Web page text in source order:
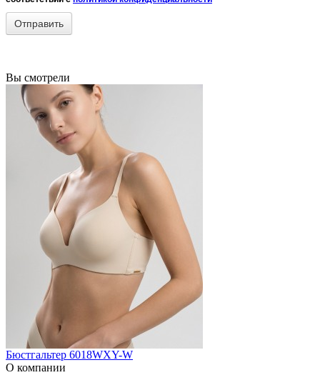
Вы смотрели
Бюстгальтер 6018WXY-W
О компании